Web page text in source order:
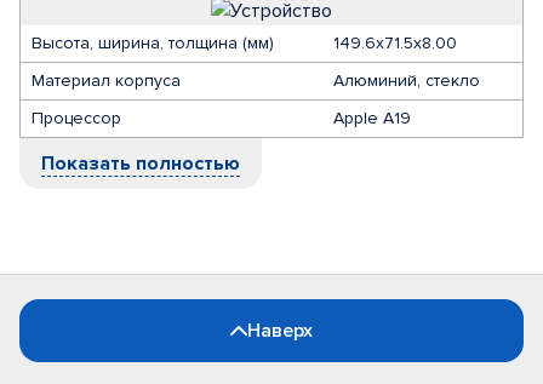
Высота, ширина, толщина (мм)
149.6х71.5х8.00
Материал корпуса
Алюминий, стекло
Процессор
Apple A19
Показать полностью
Наверх